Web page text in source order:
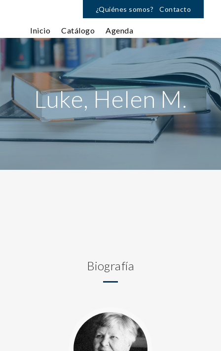
¿Quiénes somos? Contacto
Inicio Catálogo Agenda
Luke, Helen M.
Biografía